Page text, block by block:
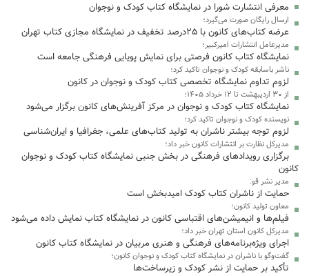
معرفی انتشارت شورا در نمایشگاه کتاب کودک و نوجوان
ارسال رایگان صورت می‌گیرد؛
عرضه کتاب‌های کانون با ۲۵درصد تخفیف در نمایشگاه مجازی کتاب تهران
مدیرعامل انتشارات امیرکبیر؛
نمایشگاه کتاب کانون فرصتی برای نمایش پویایی فرهنگی جامعه است
ناشر باسابقه کودک و نوجوان تاکید کرد؛
لزوم تداوم نمایشگاه تخصصی کتاب کودک و نوجوان در کانون
از ۳۰ اردیبهشت تا ۱۲ خرداد ۱۴۰۵؛
نمایشگاه کتاب کودک و نوجوان در مرکز آفرینش‌های کانون برگزار می‌شود
نویسنده کودک و نوجوان تاکید کرد؛
لزوم توجه بیشتر ناشران به تولید کتاب‌های علمی، جغرافیا و ایران‌شناسی
مدیرکل نظارت بر انتشارات کانون خبر داد؛
برگزاری رویدادهای فرهنگی در بخش جنبی نمایشگاه کتاب کودک و نوجوان
کانون
مدیر نشر قو:
حمایت از ناشران کتاب کودک امیدبخش است
معاون تولید کانون؛
فیلم‌ها و انیمیشن‌های اقتباسی کانون در نمایشگاه کتاب نمایش داده‌ می‌شود
مدیرکل کانون استان تهران خبر داد؛
اجرای ویژه‌برنامه‌های فرهنگی و هنری مربیان در نمایشگاه کتاب کانون
گفت‌وگو با ناشران در نمایشگاه کتاب کودک و نوجوان کانون؛
تأکید بر حمایت از نشر کودک و زیرساخت‌ها